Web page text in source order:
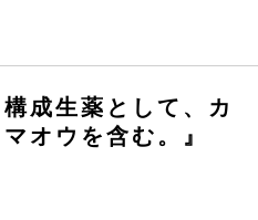
成生薬として、カ
オウを含む。』